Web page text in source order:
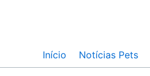
Início Notícias Pets